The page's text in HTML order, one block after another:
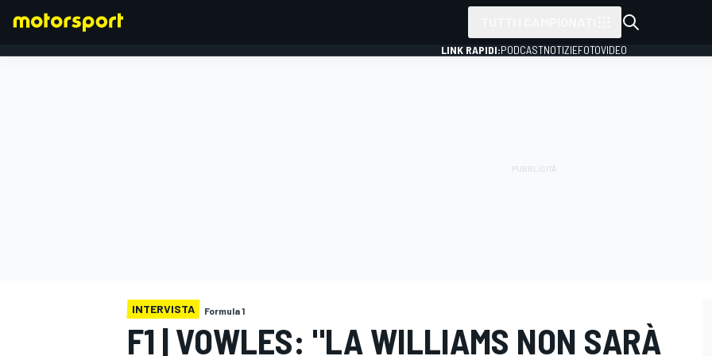
LINK RAPIDI:PODCASTNOTIZIEFOTOVIDEO
INTERVISTA Formula 1
F1 | VOWLES: "LA WILLIAMS NON SARÀ